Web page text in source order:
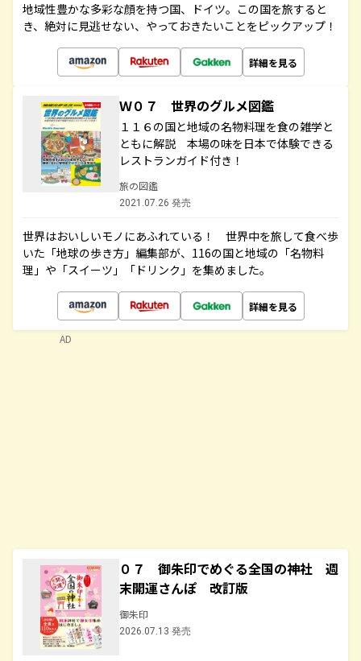
地域性豊かな多彩な顔を持つ国、ドイツ。この国を旅すると
き、絶対に見逃せない、やっておきたいことをピックアップ！
詳細を見る
Ｗ０７ 世界のグルメ図鑑
１１６の国と地域の名物料理を食の雑学と
ともに解説 本場の味を日本で体験できる
レストランガイド付き！
旅の図鑑
2021.07.26 発売
世界はおいしいモノにあふれている！ 世界中を旅して食べ歩
いた「地球の歩き方」編集部が、116の国と地域の「名物料
理」や「スイーツ」「ドリンク」を集めました。
詳細を見る
０７ 御朱印でめぐる全国の神社 週
末開運さんぽ 改訂版
御朱印
2026.07.13 発売
AD